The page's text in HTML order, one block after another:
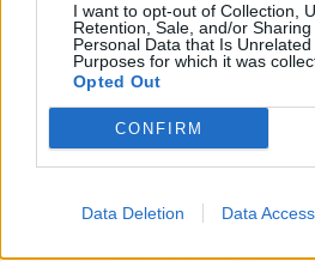
I want to opt-out of Collection,
Retention, Sale, and/or
Personal Data that Is
Purposes for which it was
Opted Out
CONFIRM
Data Deletion Data Access
διάστημα 6 με 10
το δεύτερο μέρος το οποίο
παρουσιαστεί το διάστημα 6